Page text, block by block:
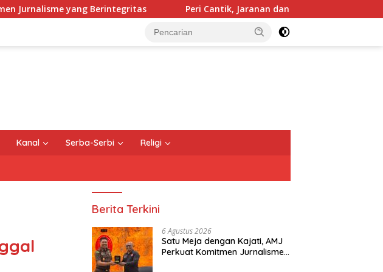
yang Berintegritas Peri Cantik, Jaranan dan Sound Horeg Bikin Sedekah Bumi
Kanal Serba-Serbi Religi
Berita Terkini
6 Agustus 2026
Satu Meja dengan Kajati, AMJ
Perkuat Komitmen Jurnalisme